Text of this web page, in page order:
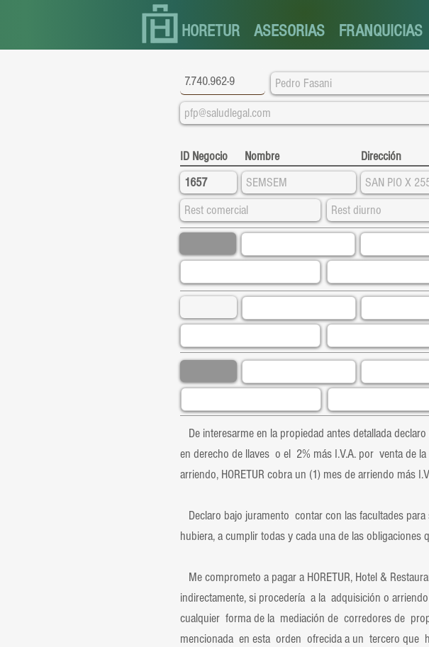
HORETUR ASESORIAS FRANQUICIAS
ID Negocio Nombre Dirección
De interesarme en la propiedad antes detallada
en derecho de llaves o el 2% más I.V.A. por venta de
arriendo, HORETUR cobra un (1) mes de arriendo más
Declaro bajo juramento contar con las facultades
hubiera, a cumplir todas y cada una de las obligaciones
Me comprometo a pagar a HORETUR, Hotel &
indirectamente, si procedería a la adquisición o
cualquier forma de la mediación de corredores de
mencionada en esta orden ofrecida a un tercero que